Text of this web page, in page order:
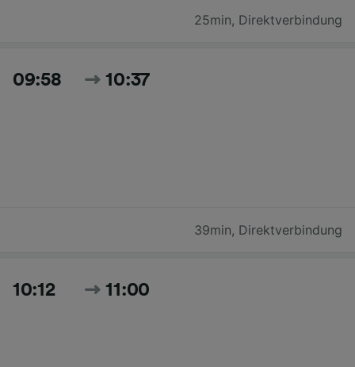
25min, Direktverbindung
09:58 10:37
39min, Direktverbindung
10:12 11:00